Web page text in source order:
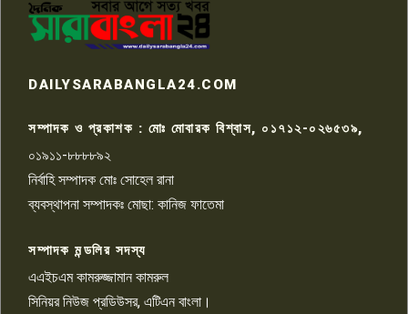
৭
কেটে ঘরে ঢুকে স্কুল শিক্ষিকাকে হত্যা
টয়লেটের ট্যাংকি থেকে লাশ উদ্ধার
রাজশাহীতে সন্ত্রাসী হামলায় গুরুতর
চাঁদাবাজি ও হয়রানির অভিযোগ
১০
DAILYSARABANGLA24.COM
সম্পাদক ও প্রকাশক : মোঃ মোবারক বিশ্বাস, ০১৭১২-০২৬৫৩৯,
০১৯১১-৮৮৮৮৯২
নির্বাহি সম্পাদক মোঃ সোহেল রানা
ব্যবস্থাপনা সম্পাদকঃ মোছা: কানিজ ফাতেমা
সম্পাদক মন্ডলির সদস্য
এএইচএম কামরুজ্জামান কামরুল
সিনিয়র নিউজ প্রডিউসর, এটিএন বাংলা।